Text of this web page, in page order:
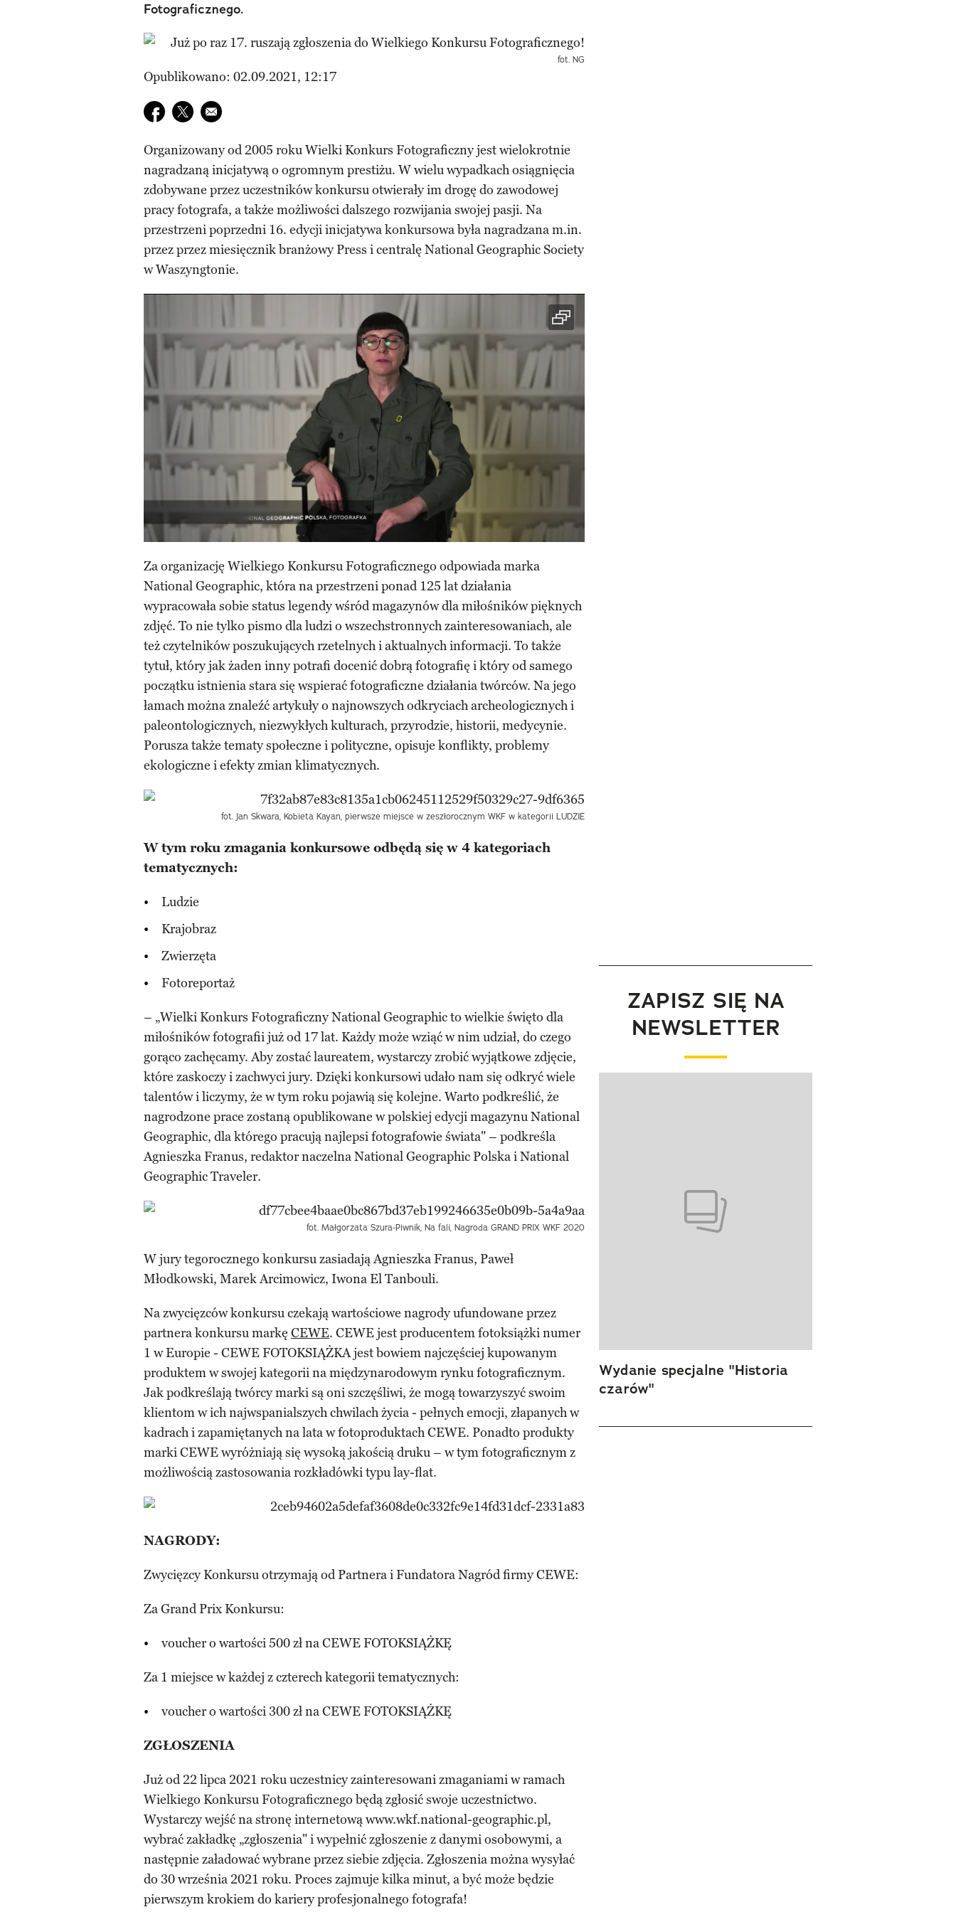
Fotograficznego.
fot. NG
Opublikowano: 02.09.2021, 12:17
Udostępnij na facebook
Udostępnij na twitter
E-mail do przyjaciela
Organizowany od 2005 roku Wielki Konkurs Fotograficzny jest wielokrotnie
nagradzaną inicjatywą o ogromnym prestiżu. W wielu wypadkach osiągnięcia
zdobywane przez uczestników konkursu otwierały im drogę do zawodowej
pracy fotografa, a także możliwości dalszego rozwijania swojej pasji. Na
przestrzeni poprzedni 16. edycji inicjatywa konkursowa była nagradzana m.in.
przez przez miesięcznik branżowy Press i centralę National Geographic Society
w Waszyngtonie.
Za organizację Wielkiego Konkursu Fotograficznego odpowiada marka
National Geographic, która na przestrzeni ponad 125 lat działania
wypracowała sobie status legendy wśród magazynów dla miłośników pięknych
zdjęć. To nie tylko pismo dla ludzi o wszechstronnych zainteresowaniach, ale
też czytelników poszukujących rzetelnych i aktualnych informacji. To także
tytuł, który jak żaden inny potrafi docenić dobrą fotografię i który od samego
początku istnienia stara się wspierać fotograficzne działania twórców. Na jego
łamach można znaleźć artykuły o najnowszych odkryciach archeologicznych i
paleontologicznych, niezwykłych kulturach, przyrodzie, historii, medycynie.
Porusza także tematy społeczne i polityczne, opisuje konflikty, problemy
ekologiczne i efekty zmian klimatycznych.
fot. Jan Skwara, Kobieta Kayan, pierwsze miejsce w zeszłorocznym WKF w kategorii LUDZIE
W tym roku zmagania konkursowe odbędą się w 4 kategoriach
tematycznych:
Ludzie
Krajobraz
Zwierzęta
Fotoreportaż
– „Wielki Konkurs Fotograficzny National Geographic to wielkie święto dla
miłośników fotografii już od 17 lat. Każdy może wziąć w nim udział, do czego
gorąco zachęcamy. Aby zostać laureatem, wystarczy zrobić wyjątkowe zdjęcie,
które zaskoczy i zachwyci jury. Dzięki konkursowi udało nam się odkryć wiele
talentów i liczymy, że w tym roku pojawią się kolejne. Warto podkreślić, że
nagrodzone prace zostaną opublikowane w polskiej edycji magazynu National
Geographic, dla którego pracują najlepsi fotografowie świata" – podkreśla
Agnieszka Franus, redaktor naczelna National Geographic Polska i National
Geographic Traveler.
fot. Małgorzata Szura-Piwnik, Na fali, Nagroda GRAND PRIX WKF 2020
W jury tegorocznego konkursu zasiadają Agnieszka Franus, Paweł
Młodkowski, Marek Arcimowicz, Iwona El Tanbouli.
Na zwycięzców konkursu czekają wartościowe nagrody ufundowane przez
partnera konkursu markę CEWE. CEWE jest producentem fotoksiążki numer
1 w Europie - CEWE FOTOKSIĄŻKA jest bowiem najczęściej kupowanym
produktem w swojej kategorii na międzynarodowym rynku fotograficznym.
Jak podkreślają twórcy marki są oni szczęśliwi, że mogą towarzyszyć swoim
klientom w ich najwspanialszych chwilach życia - pełnych emocji, złapanych w
kadrach i zapamiętanych na lata w fotoproduktach CEWE. Ponadto produkty
marki CEWE wyróżniają się wysoką jakością druku – w tym fotograficznym z
możliwością zastosowania rozkładówki typu lay-flat.
NAGRODY:
Zwycięzcy Konkursu otrzymają od Partnera i Fundatora Nagród firmy CEWE:
Za Grand Prix Konkursu:
voucher o wartości 500 zł na CEWE FOTOKSIĄŻKĘ
Za 1 miejsce w każdej z czterech kategorii tematycznych:
voucher o wartości 300 zł na CEWE FOTOKSIĄŻKĘ
ZGŁOSZENIA
Już od 22 lipca 2021 roku uczestnicy zainteresowani zmaganiami w ramach
Wielkiego Konkursu Fotograficznego będą zgłosić swoje uczestnictwo.
Wystarczy wejść na stronę internetową www.wkf.national-geographic.pl,
wybrać zakładkę „zgłoszenia" i wypełnić zgłoszenie z danymi osobowymi, a
następnie załadować wybrane przez siebie zdjęcia. Zgłoszenia można wysyłać
do 30 września 2021 roku. Proces zajmuje kilka minut, a być może będzie
pierwszym krokiem do kariery profesjonalnego fotografa!
ZAPISZ SIĘ NA
NEWSLETTER
Wydanie specjalne "Historia
czarów"